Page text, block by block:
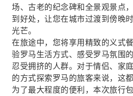
场、古老的纪念碑和全景观景点
到好处，让您在城市过渡到傍晚
光芒。
在旅途中，您将享用精致的义式
验罗马生活方式、感受罗马氛围
忍受拥挤的人群。对于情侣、家
的方式探索罗马的旅客来说，这
为了最大程度的便利，本次旅行